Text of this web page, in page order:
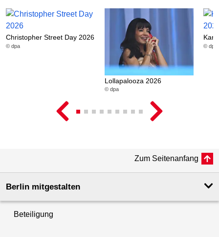
Christopher Street Day 2026
© dpa
Lollapalooza 2026
© dpa
© dpa
Zum Seitenanfang
Berlin mitgestalten
Beteiligung